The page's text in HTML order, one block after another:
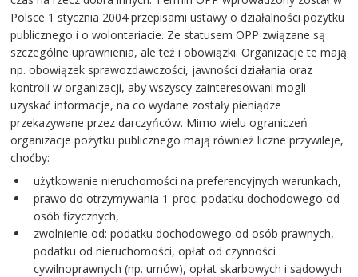
Polsce 1 stycznia 2004 przepisami ustawy o działalności pożytku
publicznego i o wolontariacie. Ze statusem OPP związane są
szczególne uprawnienia, ale też i obowiązki. Organizacje te mają
np. obowiązek sprawozdawczości, jawności działania oraz
kontroli w organizacji, aby wszyscy zainteresowani mogli
uzyskać informacje, na co wydane zostały pieniądze
przekazywane przez darczyńców. Mimo wielu ograniczeń
organizacje pożytku publicznego mają również liczne przywileje,
choćby:
użytkowanie nieruchomości na preferencyjnych warunkach,
prawo do otrzymywania 1-proc. podatku dochodowego od
osób fizycznych,
zwolnienie od: podatku dochodowego od osób prawnych,
podatku od nieruchomości, opłat od czynności
cywilnoprawnych (np. umów), opłat skarbowych i sądowych